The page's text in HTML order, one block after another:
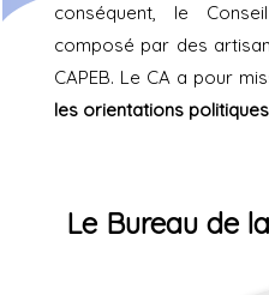
conséquent, le
composé par des
CAPEB. Le CA a pour
les orientations politiques
Le Bureau de